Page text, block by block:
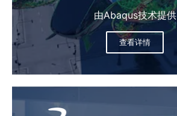
由Abaqus技术提供
查看详情